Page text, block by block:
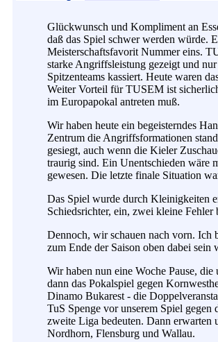
Glückwunsch und Kompliment an
daß das Spiel schwer werden würde.
Meisterschaftsfavorit Nummer eins.
starke Angriffsleistung gezeigt und
Spitzenteams kassiert. Heute waren
Weiter Vorteil für TUSEM ist
im Europapokal antreten muß.
Wir haben heute ein begeisterndes
Zentrum die Angriffsformationen
gesiegt, auch wenn die Kieler
traurig sind. Ein Unentschieden wäre
gewesen. Die letzte finale Situation
Das Spiel wurde durch Kleinigkeiten
Schiedsrichter, ein, zwei kleine Fehler
Dennoch, wir schauen nach vorn. Ich
zum Ende der Saison oben dabei sein
Wir haben nun eine Woche Pause,
dann das Pokalspiel gegen
Dinamo Bukarest - die
TuS Spenge vor unserem Spiel
zweite Liga bedeuten. Dann erwarten
Nordhorn, Flensburg und Wallau.